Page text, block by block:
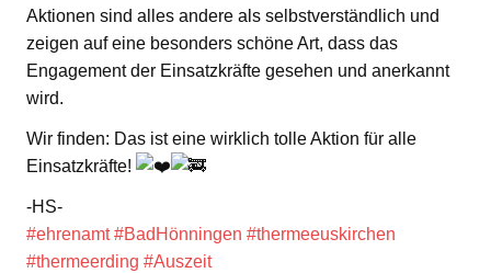
Aktionen sind alles andere als selbstverständlich und
zeigen auf eine besonders schöne Art, dass das
Engagement der Einsatzkräfte gesehen und anerkannt
wird.
Wir finden: Das ist eine wirklich tolle Aktion für alle
Einsatzkräfte!
-HS-
#ehrenamt #BadHönningen #thermeeuskirchen
#thermeerding #Auszeit